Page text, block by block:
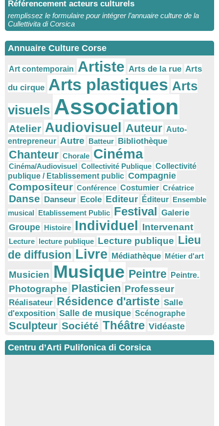
Référencement acteurs culturels
remplissez le formulaire pour intégrer l’annuaire culture de la
Cullettivita di Corsica
Annuaire Culture Corse
Art contemporain Artiste Arts de la rue Arts
du cirque Arts plastiques Arts
visuels Association
Atelier Audiovisuel Auteur Auto-
entrepreneur Autre Batteur Bibliothèque
Chanteur Chorale Cinéma
Cinéma/Audiovisuel Collectivité Publique Collectivité
publique / Etablissement public Compagnie
Compositeur Conférence Costumier Créatrice
Danse Danseur Ecole Editeur Éditeur Ensemble
musical Etablissement Public Festival Galerie
Groupe Histoire Individuel Intervenant
Lecture lecture publique Lecture publique Lieu
de diffusion Livre Médiathèque Métier d'art
Musicien Musique Peintre Peintre.
Photographe Plasticien Professeur
Réalisateur Résidence d'artiste Salle
d'exposition Salle de musique Scénographe
Sculpteur Société Théâtre Vidéaste
Centru d’Arti Pulifonica di Corsica